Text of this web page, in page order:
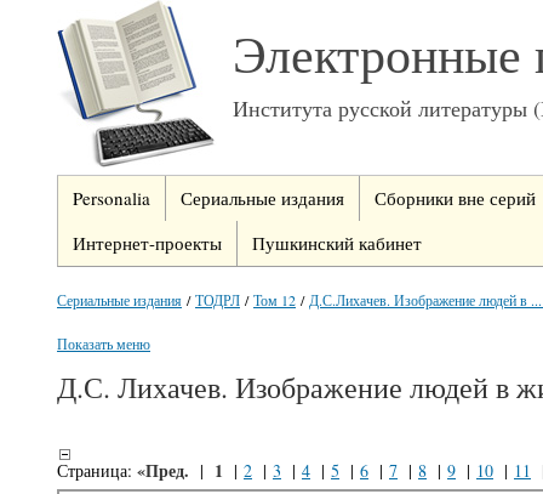
Электронные
Института русской
Personalia Сериальные издания
Сборники вне серий
Интернет-проекты
Пушкинский кабинет
Сериальные издания /ТОДРЛ /Том 12 / Д.С.Лихачев. Изображение людей в ...
Показать меню
Д.С. Лихачев. Изображение людей в
Страница: «Пред. | 1 | 2 | 3 | 4 | 5 | 6 | 7 | 8 | 9 | 10 | 11